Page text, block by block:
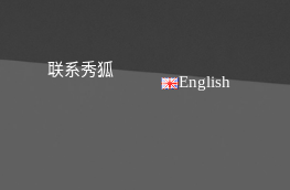
联系秀狐
English